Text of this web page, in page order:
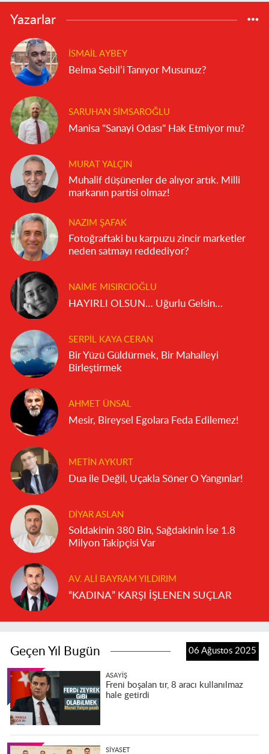
Yazarlar
İSMAIL AYBEY
Belma Sebil’i Tanıyor Musunuz?
SARUHAN SIMSAROĞLU
Manisa "Sanayi Odası" Hak Etmiyor mu?
MURAT YALÇIN
Muhalif düşünenler de alıyor artık. Milli
markanın partisi olmaz!
NAZIM ŞAFAK
Fotoğraftaki bu karpuzu zincir marketler
neden satmayı reddediyor?
NAIME MISIRCIOĞLU
HAYIRLI OLSUN… Uğurlu Gelsin…
SERPIL KAYA CERAN
Bir Yüzü Güldürmek, Bir Mahalleyi
Birleştirmek
AHMET ÜNSAL
Mesir, Bireysel Egolara Feda Edilemez!
METIN AYKURT
Dua ile Değil, Uçakla Söner O Yangınlar!
DIYAR ASLAN
Soldakinin 380 Bin, Sağdakinin İse 1.8
Milyon Takipçisi Var
AV. ALI BAYRAM YILDIRIM
“KADINA” KARŞI İŞLENEN SUÇLAR
Geçen Yıl Bugün 06 Ağustos 2025
ASAYIŞ
Freni boşalan tır, 8 aracı kullanılmaz
hale getirdi
SIYASET